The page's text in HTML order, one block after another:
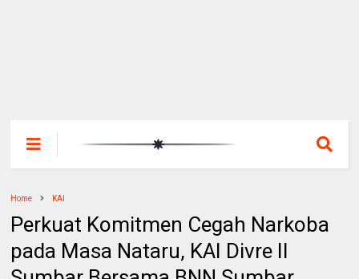
Home KAI
Perkuat Komitmen Cegah Narkoba
pada Masa Nataru, KAI Divre II